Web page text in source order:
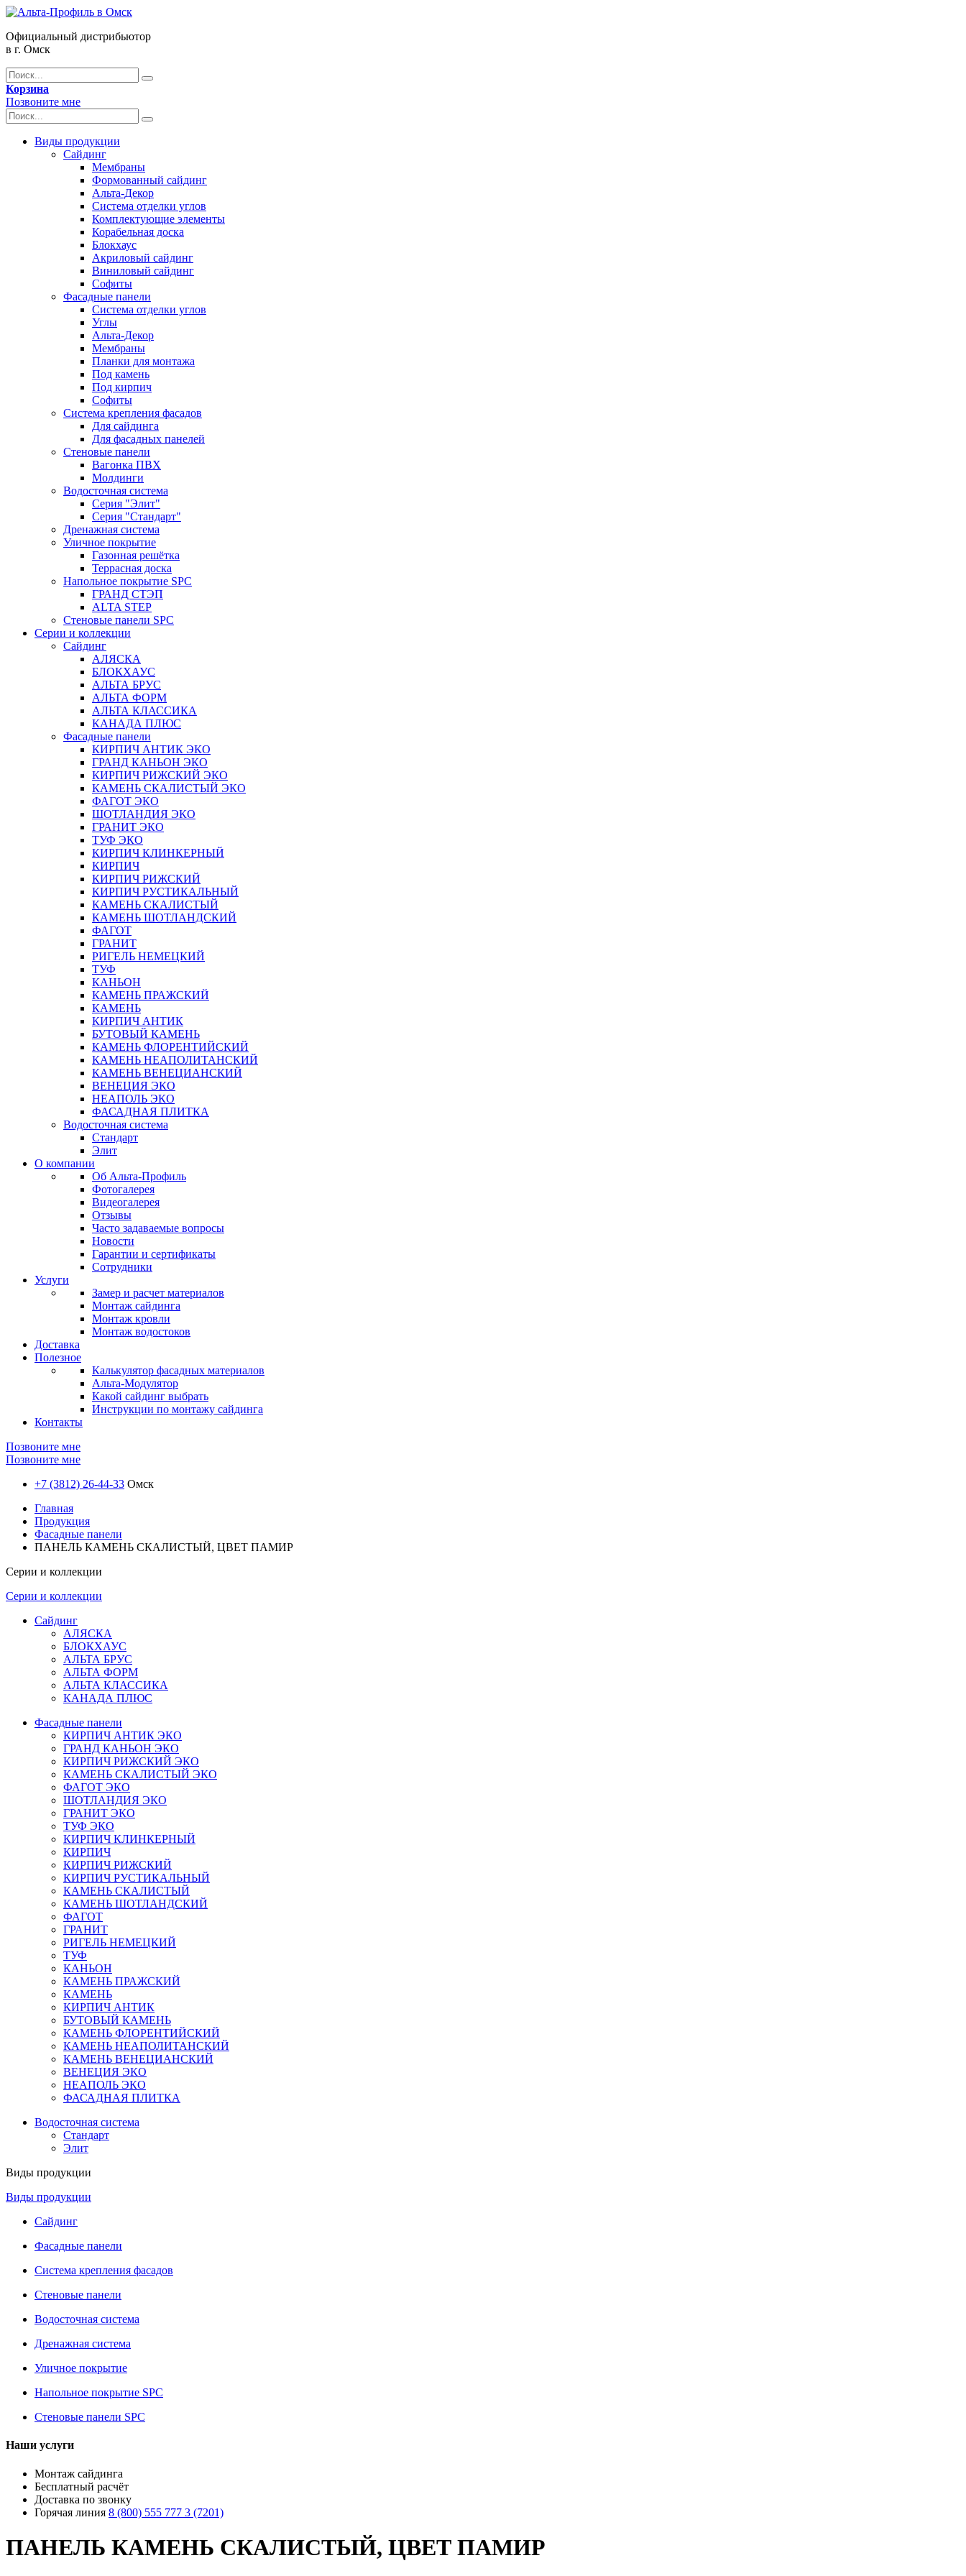
Официальный дистрибьютор
в г. Омск
Корзина
Позвоните мне
Виды продукции
Сайдинг
Мембраны
Формованный сайдинг
Альта-Декор
Система отделки углов
Комплектующие элементы
Корабельная доска
Блокхаус
Акриловый сайдинг
Виниловый сайдинг
Софиты
Фасадные панели
Система отделки углов
Углы
Альта-Декор
Мембраны
Планки для монтажа
Под камень
Под кирпич
Софиты
Система крепления фасадов
Для сайдинга
Для фасадных панелей
Стеновые панели
Вагонка ПВХ
Молдинги
Водосточная система
Серия "Элит"
Серия "Стандарт"
Дренажная система
Уличное покрытие
Газонная решётка
Террасная доска
Напольное покрытие SPC
ГРАНД СТЭП
ALTA STEP
Стеновые панели SPC
Серии и коллекции
Сайдинг
АЛЯСКА
БЛОКХАУС
АЛЬТА БРУС
АЛЬТА ФОРМ
АЛЬТА КЛАССИКА
КАНАДА ПЛЮС
Фасадные панели
КИРПИЧ АНТИК ЭКО
ГРАНД КАНЬОН ЭКО
КИРПИЧ РИЖСКИЙ ЭКО
КАМЕНЬ СКАЛИСТЫЙ ЭКО
ФАГОТ ЭКО
ШОТЛАНДИЯ ЭКО
ГРАНИТ ЭКО
ТУФ ЭКО
КИРПИЧ КЛИНКЕРНЫЙ
КИРПИЧ
КИРПИЧ РИЖСКИЙ
КИРПИЧ РУСТИКАЛЬНЫЙ
КАМЕНЬ СКАЛИСТЫЙ
КАМЕНЬ ШОТЛАНДСКИЙ
ФАГОТ
ГРАНИТ
РИГЕЛЬ НЕМЕЦКИЙ
ТУФ
КАНЬОН
КАМЕНЬ ПРАЖСКИЙ
КАМЕНЬ
КИРПИЧ АНТИК
БУТОВЫЙ КАМЕНЬ
КАМЕНЬ ФЛОРЕНТИЙСКИЙ
КАМЕНЬ НЕАПОЛИТАНСКИЙ
КАМЕНЬ ВЕНЕЦИАНСКИЙ
ВЕНЕЦИЯ ЭКО
НЕАПОЛЬ ЭКО
ФАСАДНАЯ ПЛИТКА
Водосточная система
Стандарт
Элит
О компании
Об Альта-Профиль
Фотогалерея
Видеогалерея
Отзывы
Часто задаваемые вопросы
Новости
Гарантии и сертификаты
Сотрудники
Услуги
Замер и расчет материалов
Монтаж сайдинга
Монтаж кровли
Монтаж водостоков
Доставка
Полезное
Калькулятор фасадных материалов
Альта-Модулятор
Какой сайдинг выбрать
Инструкции по монтажу сайдинга
Контакты
Позвоните мне
Позвоните мне
+7 (3812) 26-44-33 Омск
Главная
Продукция
Фасадные панели
ПАНЕЛЬ КАМЕНЬ СКАЛИСТЫЙ, ЦВЕТ ПАМИР
Серии и коллекции
Серии и коллекции
Сайдинг
АЛЯСКА
БЛОКХАУС
АЛЬТА БРУС
АЛЬТА ФОРМ
АЛЬТА КЛАССИКА
КАНАДА ПЛЮС
Фасадные панели
КИРПИЧ АНТИК ЭКО
ГРАНД КАНЬОН ЭКО
КИРПИЧ РИЖСКИЙ ЭКО
КАМЕНЬ СКАЛИСТЫЙ ЭКО
ФАГОТ ЭКО
ШОТЛАНДИЯ ЭКО
ГРАНИТ ЭКО
ТУФ ЭКО
КИРПИЧ КЛИНКЕРНЫЙ
КИРПИЧ
КИРПИЧ РИЖСКИЙ
КИРПИЧ РУСТИКАЛЬНЫЙ
КАМЕНЬ СКАЛИСТЫЙ
КАМЕНЬ ШОТЛАНДСКИЙ
ФАГОТ
ГРАНИТ
РИГЕЛЬ НЕМЕЦКИЙ
ТУФ
КАНЬОН
КАМЕНЬ ПРАЖСКИЙ
КАМЕНЬ
КИРПИЧ АНТИК
БУТОВЫЙ КАМЕНЬ
КАМЕНЬ ФЛОРЕНТИЙСКИЙ
КАМЕНЬ НЕАПОЛИТАНСКИЙ
КАМЕНЬ ВЕНЕЦИАНСКИЙ
ВЕНЕЦИЯ ЭКО
НЕАПОЛЬ ЭКО
ФАСАДНАЯ ПЛИТКА
Водосточная система
Стандарт
Элит
Виды продукции
Виды продукции
Сайдинг
Фасадные панели
Система крепления фасадов
Стеновые панели
Водосточная система
Дренажная система
Уличное покрытие
Напольное покрытие SPC
Стеновые панели SPC
Наши услуги
Монтаж сайдинга
Бесплатный расчёт
Доставка по звонку
Горячая линия 8 (800) 555 777 3 (7201)
ПАНЕЛЬ КАМЕНЬ СКАЛИСТЫЙ, ЦВЕТ ПАМИР